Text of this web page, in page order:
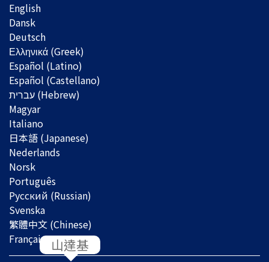
English
Dansk
Deutsch
Ελληνικά (Greek)
Español (Latino)
Español (Castellano)
Magyar
Italiano
日本語 (Japanese)
Nederlands
Norsk
Português
Русский (Russian)
Svenska
繁體中文 (Chinese)
Français